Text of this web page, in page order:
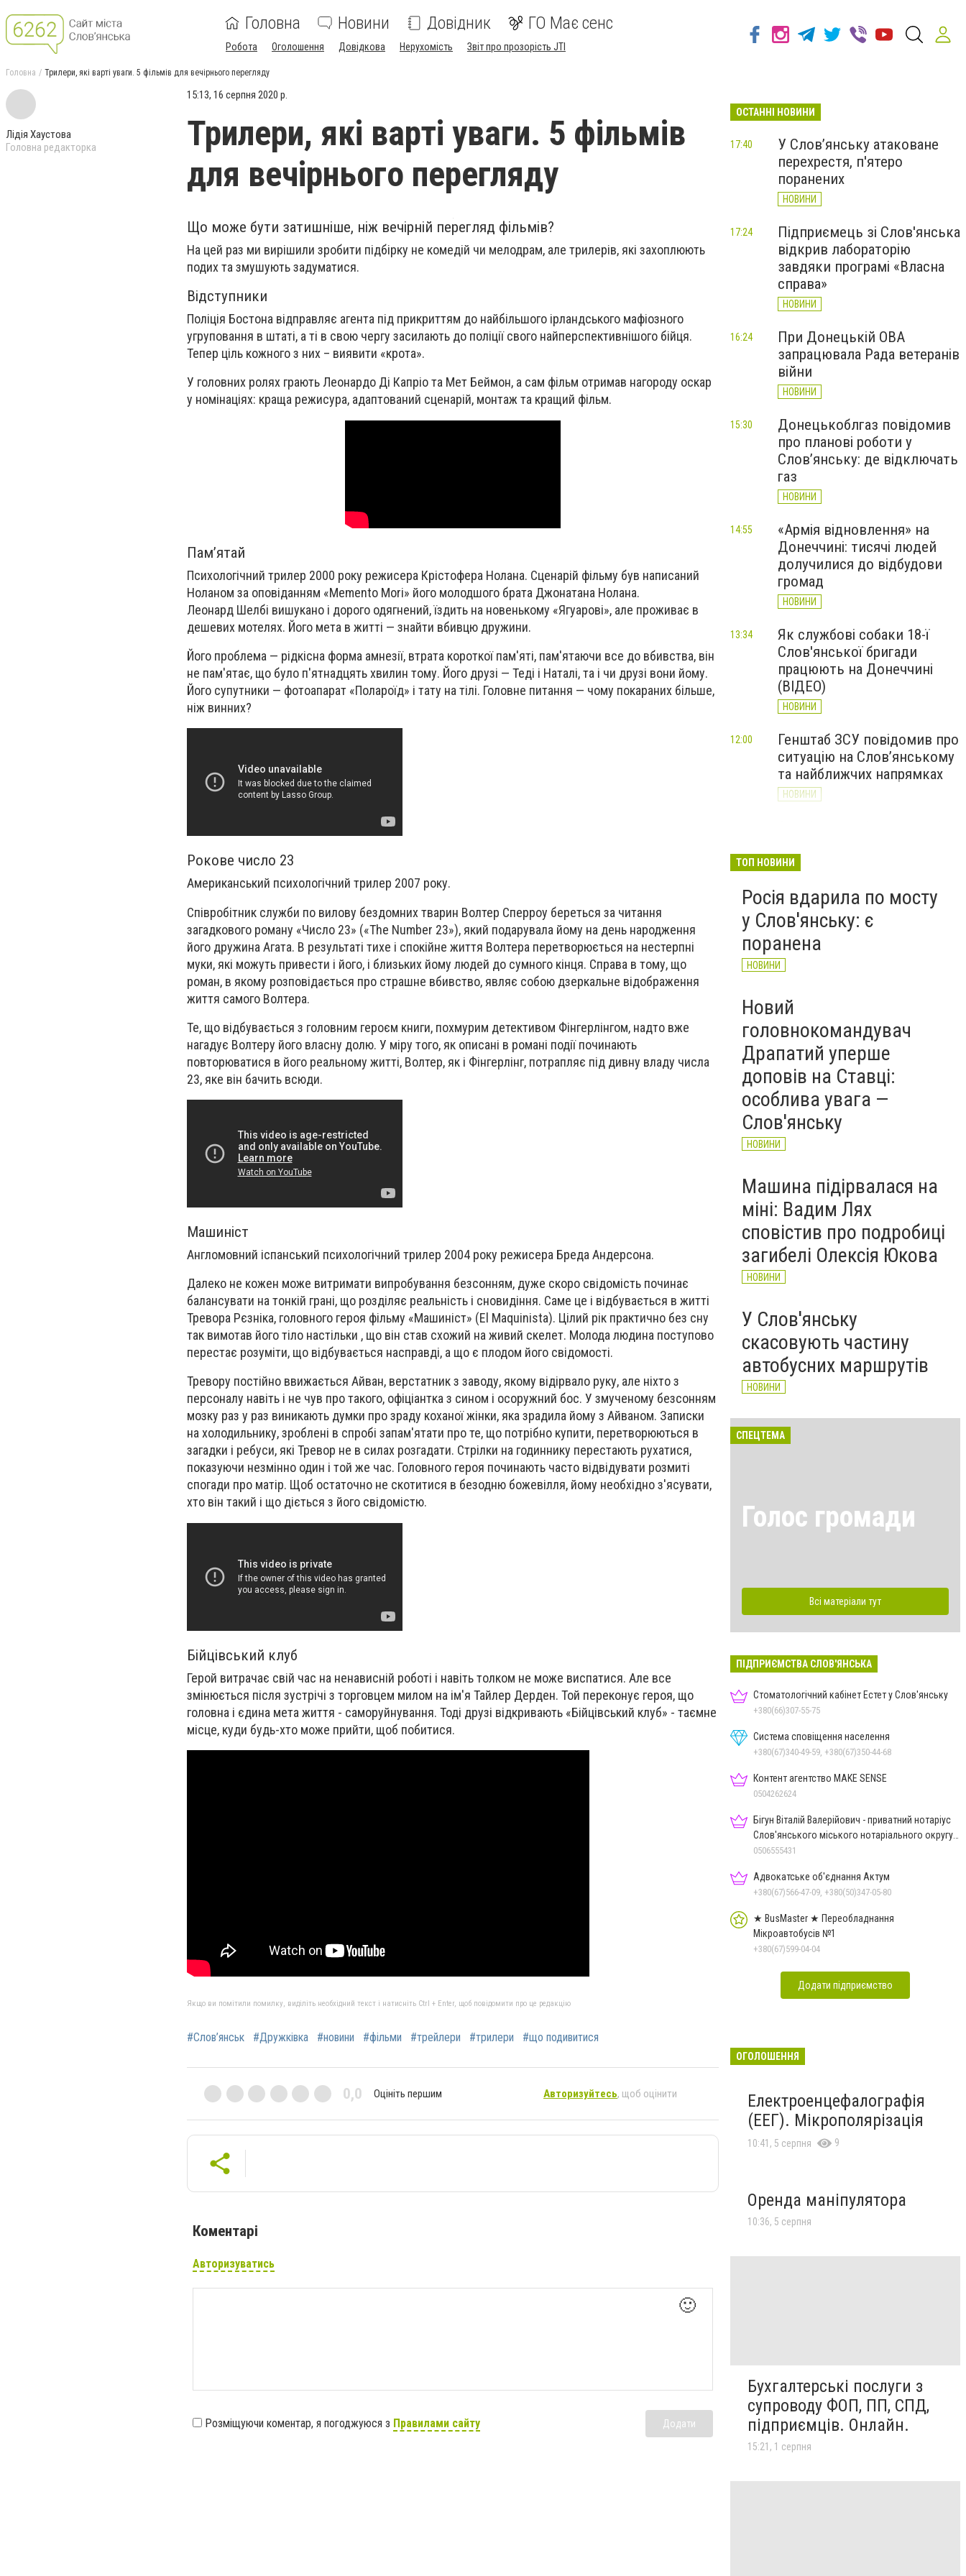
Головна Новини Довідник ГО Має сенс
Робота Оголошення Довідкова Нерухомість Звіт про прозорість JTI
Головна Трилери, які варті уваги. 5 фільмів для вечірнього перегляду
Лідія Хаустова
Головна редакторка
15:13, 16 серпня 2020 р.
Трилери, які варті уваги. 5 фільмів
для вечірнього перегляду
Що може бути затишніше, ніж вечірній перегляд фільмів?
На цей раз ми вирішили зробити підбірку не комедій чи мелодрам, але трилерів, які захоплюють
подих та змушують задуматися.
Відступники
Поліція Бостона відправляє агента під прикриттям до найбільшого ірландського мафіозного
угруповання в штаті, а ті в свою чергу засилають до поліції свого найперспективнішого бійця.
Тепер ціль кожного з них – виявити «крота».
У головних ролях грають Леонардо Ді Капріо та Мет Беймон, а сам фільм отримав нагороду оскар
у номінаціях: краща режисура, адаптований сценарій, монтаж та кращий фільм.
Пам’ятай
Психологічний трилер 2000 року режисера Крістофера Нолана. Сценарій фільму був написаний
Ноланом за оповіданням «Memento Mori» його молодшого брата Джонатана Нолана.
Леонард Шелбі вишукано і дорого одягнений, їздить на новенькому «Ягуарові», але проживає в
дешевих мотелях. Його мета в житті — знайти вбивцю дружини.
Його проблема — рідкісна форма амнезії, втрата короткої пам'яті, пам'ятаючи все до вбивства, він
не пам'ятає, що було п'ятнадцять хвилин тому. Його друзі — Теді і Наталі, та і чи друзі вони йому.
Його супутники — фотоапарат «Полароїд» і тату на тілі. Головне питання — чому покараних більше,
ніж винних?
Рокове число 23
Американський психологічний трилер 2007 року.
Співробітник служби по вилову бездомних тварин Волтер Сперроу береться за читання
загадкового роману «Число 23» («The Number 23»), який подарувала йому на день народження
його дружина Агата. В результаті тихе і спокійне життя Волтера перетворюється на нестерпні
муки, які можуть привести і його, і близьких йому людей до сумного кінця. Справа в тому, що
роман, в якому розповідається про страшне вбивство, являє собою дзеркальне відображення
життя самого Волтера.
Те, що відбувається з головним героєм книги, похмурим детективом Фінгерлінгом, надто вже
нагадує Волтеру його власну долю. У міру того, як описані в романі події починають
повторюватися в його реальному житті, Волтер, як і Фінгерлінг, потрапляє під дивну владу числа
23, яке він бачить всюди.
Машиніст
Англомовний іспанський психологічний трилер 2004 року режисера Бреда Андерсона.
Далеко не кожен може витримати випробування безсонням, дуже скоро свідомість починає
балансувати на тонкій грані, що розділяє реальність і сновидіння. Саме це і відбувається в житті
Тревора Рєзніка, головного героя фільму «Машиніст» (El Maquinista). Цілий рік практично без сну
так вимотав його тіло настільки , що він став схожий на живий скелет. Молода людина поступово
перестає розуміти, що відбувається насправді, а що є плодом його свідомості.
Тревору постійно ввижається Айван, верстатник з заводу, якому відірвало руку, але ніхто з
персоналу навіть і не чув про такого, офіціантка з сином і осоружний бос. У змученому безсонням
мозку раз у раз виникають думки про зраду коханої жінки, яка зрадила йому з Айваном. Записки
на холодильнику, зроблені в спробі запам'ятати про те, що потрібно купити, перетворюються в
загадки і ребуси, які Тревор не в силах розгадати. Стрілки на годиннику перестають рухатися,
показуючи незмінно один і той же час. Головного героя починають часто відвідувати розмиті
спогади про матір. Щоб остаточно не скотитися в безодню божевілля, йому необхідно з'ясувати,
хто він такий і що діється з його свідомістю.
Бійцівський клуб
Герой витрачає свій час на ненависній роботі і навіть толком не може виспатися. Але все
змінюється після зустрічі з торговцем милом на ім'я Тайлер Дерден. Той переконує героя, що
головна і єдина мета життя - саморуйнування. Тоді друзі відкривають «Бійцівський клуб» - таємне
місце, куди будь-хто може прийти, щоб побитися.
Якщо ви помітили помилку, виділіть необхідний текст і натисніть Ctrl + Enter, щоб повідомити про це редакцію
#Слов’янськ #Дружківка #новини #фільми #трейлери #трилери #що подивитися
0,0 Оцініть першим Авторизуйтесь, щоб оцінити
Коментарі
Авторизуватись
🙂
Розміщуючи коментар, я погоджуюся з Правилами сайту Додати
ОСТАННІ НОВИНИ
У Слов’янську атаковане
перехрестя, п'ятеро
поранених
НОВИНИ
17:40
Підприємець зі Слов'янська
відкрив лабораторію
завдяки програмі «Власна
справа»
НОВИНИ
17:24
При Донецькій ОВА
запрацювала Рада ветеранів
війни
НОВИНИ
16:24
Донецькоблгаз повідомив
про планові роботи у
Слов’янську: де відключать
газ
НОВИНИ
15:30
«Армія відновлення» на
Донеччині: тисячі людей
долучилися до відбудови
громад
НОВИНИ
14:55
Як службові собаки 18-ї
Слов'янської бригади
працюють на Донеччині
(ВІДЕО)
НОВИНИ
13:34
Генштаб ЗСУ повідомив про
ситуацію на Слов’янському
та найближчих напрямках
НОВИНИ
12:00
великої війни: 7 серпня
ТОП НОВИНИ
Росія вдарила по мосту
у Слов'янську: є
поранена
НОВИНИ
Новий
головнокомандувач
Драпатий уперше
доповів на Ставці:
особлива увага —
Слов'янську
НОВИНИ
Машина підірвалася на
міні: Вадим Лях
сповістив про подробиці
загибелі Олексія Юкова
НОВИНИ
У Слов'янську
скасовують частину
автобусних маршрутів
НОВИНИ
СПЕЦТЕМА
Голос громади
Всі матеріали тут
ПІДПРИЄМСТВА СЛОВ'ЯНСЬКА
Стоматологічний кабінет Естет у Слов'янську
+380(66)307-55-75
Система сповіщення населення
+380(67)340-49-59, +380(67)350-44-68
Контент агентство MAKE SENSE
0504262624
Бігун Віталій Валерійович - приватний нотаріус
Слов'янського міського нотаріального округу
Дон.обл.
0506555431
Адвокатське об'єднання Актум
+380(67)566-47-09, +380(50)347-05-80
★ BusMaster ★ Переобладнання
Мікроавтобусів №1
+380(67)599-04-04
Додати підприємство
ОГОЛОШЕННЯ
Електроенцефалографія
(ЕЕГ). Мікрополярізація
10:41, 5 серпня 9
Оренда маніпулятора
10:36, 5 серпня
Бухгалтерські послуги з
супроводу ФОП, ПП, СПД,
підприємців. Онлайн.
15:21, 1 серпня